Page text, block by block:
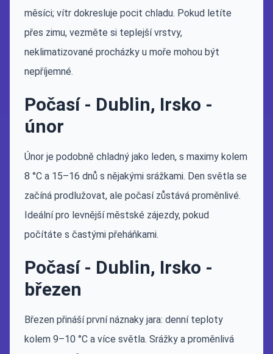
měsíci; vítr dokresluje pocit chladu. Pokud letíte
přes zimu, vezměte si teplejší vrstvy,
neklimatizované procházky u moře mohou být
nepříjemné.
Počasí - Dublin, Irsko -
únor
Únor je podobně chladný jako leden, s maximy kolem
8 °C a 15–16 dnů s nějakými srážkami. Den světla se
začíná prodlužovat, ale počasí zůstává proměnlivé.
Ideální pro levnější městské zájezdy, pokud
počítáte s častými přeháňkami.
Počasí - Dublin, Irsko -
březen
Březen přináší první náznaky jara: denní teploty
kolem 9–10 °C a více světla. Srážky a proměnlivá